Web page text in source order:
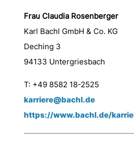
Frau Claudia Rosenberger
Karl Bachl GmbH & Co. KG
Deching 3
94133 Untergriesbach
T: +49 8582 18-2525
karriere@bachl.de
https://www.bachl.de/